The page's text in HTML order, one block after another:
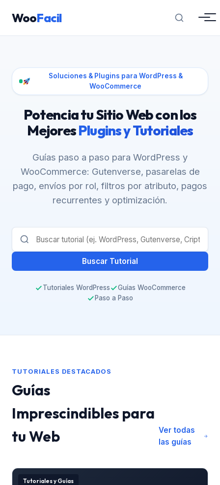
WooFacil
Soluciones & Plugins para WordPress &
WooCommerce
Potencia tu Sitio Web con los
MejoresPlugins y Tutoriales
Guías paso a paso para WordPress y
WooCommerce: Gutenverse, pasarelas de
pago, envíos por rol, filtros por atributo, pagos
recurrentes y optimización.
Buscar Tutorial
Tutoriales WordPress
Guías WooCommerce
Paso a Paso
TUTORIALES DESTACADOS
Guías
Imprescindibles para
tu Web
Ver todas
las guías
Tutoriales y Guías